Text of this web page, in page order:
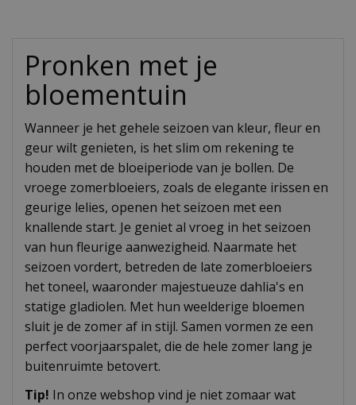
Pronken met je
bloementuin
Wanneer je het gehele seizoen van kleur, fleur en
geur wilt genieten, is het slim om rekening te
houden met de bloeiperiode van je bollen. De
vroege zomerbloeiers, zoals de elegante irissen en
geurige lelies, openen het seizoen met een
knallende start. Je geniet al vroeg in het seizoen
van hun fleurige aanwezigheid. Naarmate het
seizoen vordert, betreden de late zomerbloeiers
het toneel, waaronder majestueuze dahlia's en
statige gladiolen. Met hun weelderige bloemen
sluit je de zomer af in stijl. Samen vormen ze een
perfect voorjaarspalet, die de hele zomer lang je
buitenruimte betovert.
Tip! In onze webshop vind je niet zomaar wat